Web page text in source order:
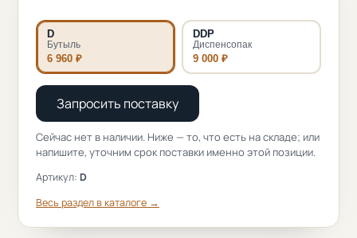
D
Бутыль
6 960 ₽
DDP
Диспенсопак
9 000 ₽
Запросить поставку
Сейчас нет в наличии. Ниже — то, что есть на складе; или
напишите, уточним срок поставки именно этой позиции.
Артикул: D
Весь раздел в каталоге →